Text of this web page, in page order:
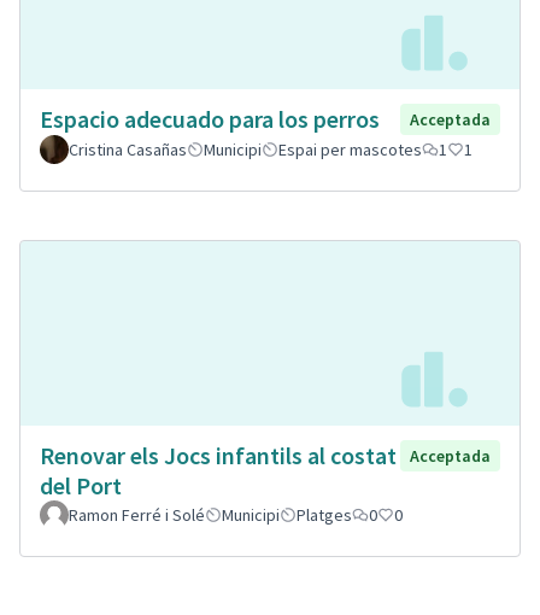
Espacio adecuado para los perros
Acceptada
Cristina Casañas
Municipi Espai per mascotes 1 1
Renovar els Jocs infantils al costat
del Port
Acceptada
Ramon Ferré i Solé Municipi Platges 0 0